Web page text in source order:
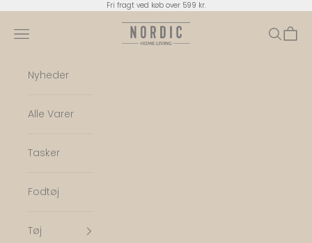
Fri fragt ved køb over 599 kr.
Nordic Home Living
Menu Søg
Nyheder
Alle Varer
Tasker
Fodtøj
Tøj